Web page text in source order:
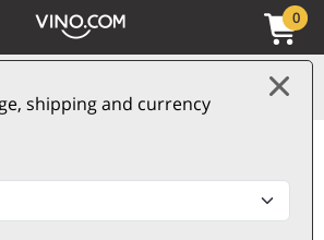
shipping and currency
0
Ripasso
DOC 2022